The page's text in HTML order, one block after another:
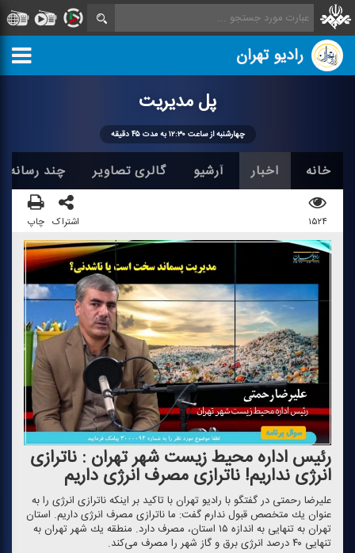
رادیو تهران
پل مدیریت
چهارشنبه از ساعت ۱۲:۳۰ به مدت ۴۵ دقیقه
خانه اخبار آرشیو گالری تصاویر چند رسانه
۱۵۲۴ اشتراک چاپ
رئیس اداره محیط زیست شهر تهران : ناترازی
انرژی نداریم! ناترازی مصرف انرژی داریم
علیرضا رحمتی در گفتگو با رادیو تهران با تاكید بر اینكه ناترازی انرژی را به
عنوان یك متخصص قبول ندارم گفت: ما ناترازی مصرف انرژی داریم. استان
تهران به تنهایی به اندازه ۱۵ استان، مصرف دارد. منطقه یك شهر تهران به
تنهایی ۴۰ درصد انرژی برق و گاز شهر را مصرف می‌كند.